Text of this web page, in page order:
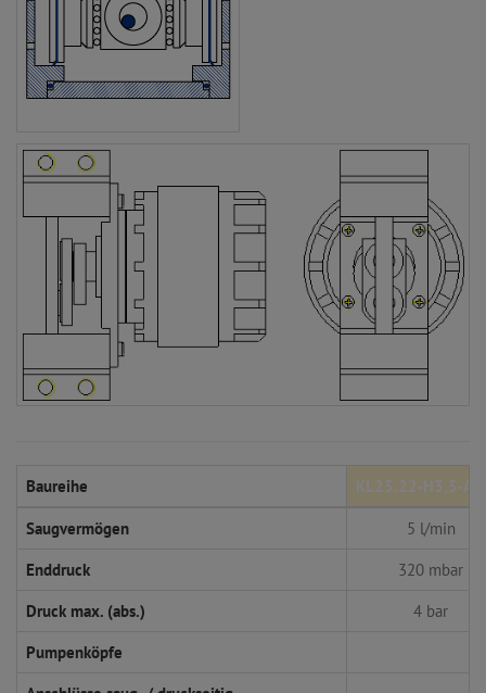
Baureihe KL25.22-H3,5-
Saugvermögen
5 l/min
Enddruck
320 mbar
Druck max. (abs.)
4 bar
Pumpenköpfe